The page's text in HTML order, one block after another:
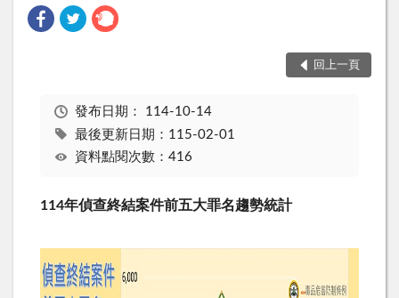
回上一頁
發布日期： 114-10-14
最後更新日期：115-02-01
資料點閱次數：416
114年偵查終結案件前五大罪名趨勢統計